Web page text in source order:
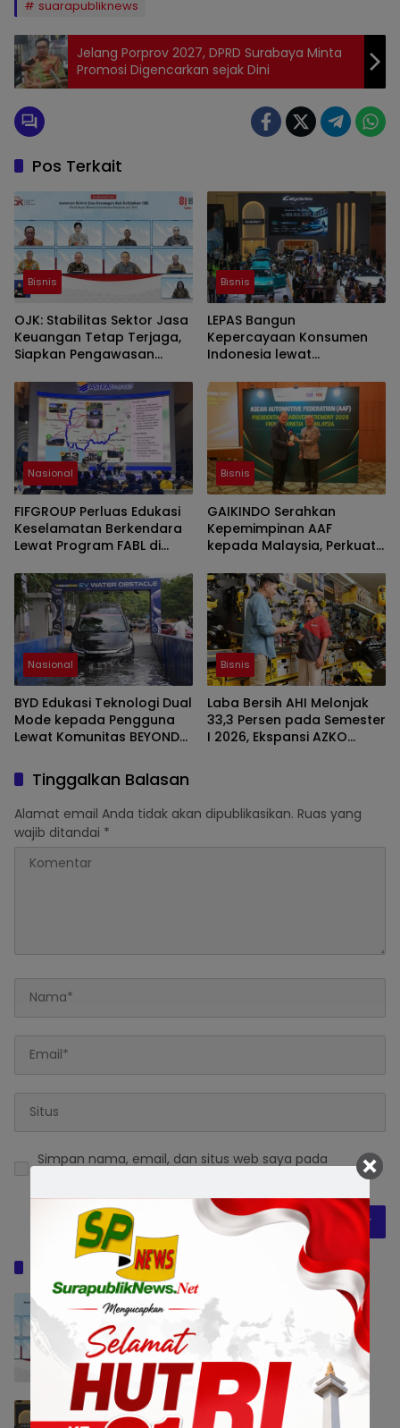
suarapubliknews
Jelang Porprov 2027, DPRD Surabaya Minta
Promosi Digencarkan sejak Dini
Pos Terkait
Bisnis
OJK: Stabilitas Sektor Jasa
Keuangan Tetap Terjaga,
Siapkan Pengawasan
Bisnis
LEPAS Bangun
Kepercayaan Konsumen
Indonesia lewat
hingga Layanan Purnajual
Nasional
FIFGROUP Perluas Edukasi
Keselamatan Berkendara
Lewat Program FABL di
Bisnis
GAIKINDO Serahkan
Kepemimpinan AAF
kepada Malaysia, Perkuat
Otomotif ASEAN
Nasional
BYD Edukasi Teknologi Dual
Mode kepada Pengguna
Lewat Komunitas BEYOND
Bisnis
Laba Bersih AHI Melonjak
33,3 Persen pada Semester
I 2026, Ekspansi AZKO
Tinggalkan Balasan
Alamat email Anda tidak akan dipublikasikan. Ruas yang
wajib ditandai *
Simpan nama, email, dan situs web saya pada
Baca Juga
OJK: Stabilitas Sektor Jasa Keuangan
Tetap Terjaga, Siapkan Pengawasan
Bursa Mineral Mulai 2027
Bisnis 5 Agustus 2026 16:10
LEPAS Bangun Kepercayaan Konsumen